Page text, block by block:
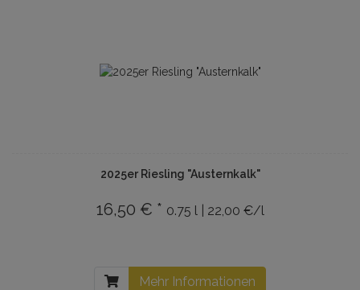
2025er Riesling "Austernkalk"
16,50 € * 0.75 l | 22,00 €/l
Mehr Informationen